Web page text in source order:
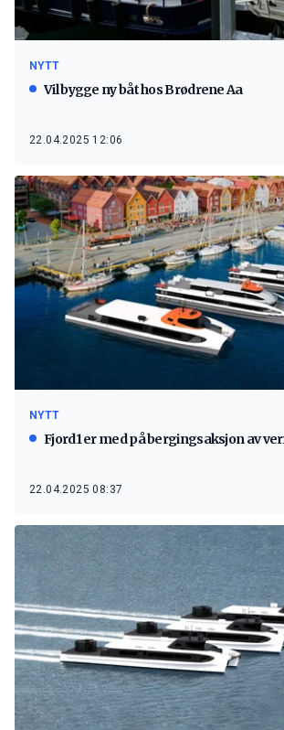
NYTT
Vil bygge ny båt hos Brødrene Aa
22.04.2025 12:06
NYTT
Fjord1 er med på bergingsaksjon av
22.04.2025 08:37